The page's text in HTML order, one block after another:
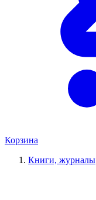
Корзина
Книги, журналы